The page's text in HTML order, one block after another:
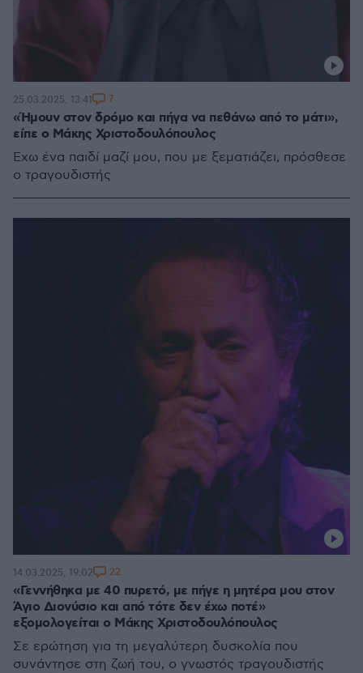
«Ήμουν στον δρόμο και πήγα να πεθάνω από το μάτι»,
είπε ο Μάκης Χριστοδουλόπουλος
Έχω ένα παιδί μαζί μου, που με ξεματιάζει, πρόσθεσε
ο τραγουδιστής
25.03.2025, 13:41 7
«Γεννήθηκα με 40 πυρετό, με πήγε η μητέρα μου στον
Άγιο Διονύσιο και από τότε δεν έχω ποτέ»
εξομολογείται ο Μάκης Χριστοδουλόπουλος
Σε ερώτηση για τη μεγαλύτερη δυσκολία που
συνάντησε στη ζωή του, ο γνωστός τραγουδιστής
14.03.2025, 19:02 22